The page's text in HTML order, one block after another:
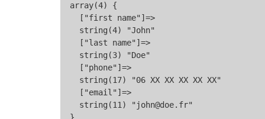
  array(4) {
    ["first name"]=>
    string(4) "John"
    ["last name"]=>
    string(3) "Doe"
    ["phone"]=>
    string(17) "06 XX XX XX XX XX"
    ["email"]=>
    string(11) "john@doe.fr"